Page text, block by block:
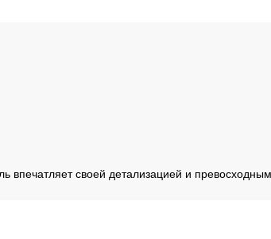
своей детализацией и